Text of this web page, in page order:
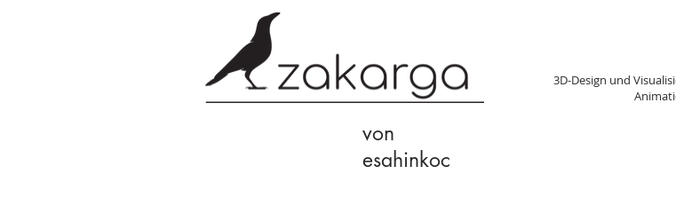
3D-Design und
von
esahinkoc